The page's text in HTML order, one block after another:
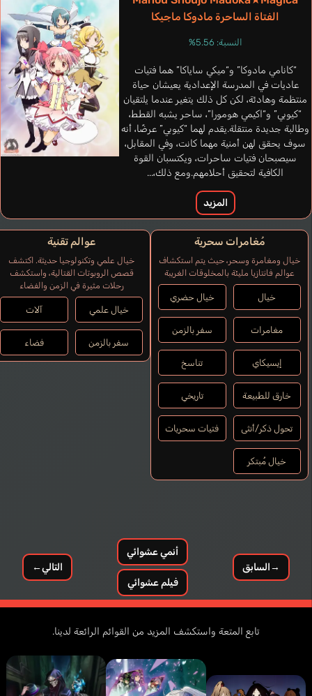
الفتاة الساحرة مادوكا ماجيكا
النسبة: 5.56%
“كانامي مادوكا” و“ميكي ساياكا” هما فتيات
عاديات في المدرسة الإعدادية يعيشان حياة
منتظمة وهادئة، لكن كل ذلك يتغير عندما يلتقيان
“كيوبي” و“اكيمي هومورا”، ساحر يشبه القطط،
وطالبة جديدة منتقلة.يقدم لهما “كيوبي” عرضًا، أنه
سوف يحقق لهن أمنية مهما كانت، وفي المقابل،
سيصبحان فتيات ساحرات، ويكتسبان القوة
الكافية لتحقيق أحلامهم.ومع ذلك،...
المزيد
مُغامرات سحرية
خيال ومغامرة وسحر، حيث يتم استكشاف
عوالم فانتازيا مليئة بالمخلوقات الغريبة
خيال خيال حضري
مغامرات سفر بالزمن
إيسيكاي تناسخ
خارق للطبيعة تاريخي
تحول ذكر/أنثى فتيات سحريات
خيال مُبتكر
عوالم تقنية
خيال علمي وتكنولوجيا حديثة. اكتشف
قصص الروبوتات القتالية، واستكشف
رحلات مثيرة في الزمن والفضاء
خيال علمي آلات
سفر بالزمن فضاء
→السابق
أنمي عشوائي
فيلم عشوائي
التالي←
تابع المتعة واستكشف المزيد من القوائم الرائعة لدينا.